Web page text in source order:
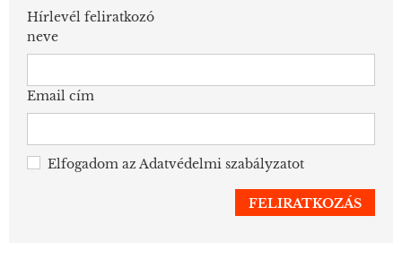
Hírlevél feliratkozó
neve
Email cím
Elfogadom azAdatvédelmi szabályzatot